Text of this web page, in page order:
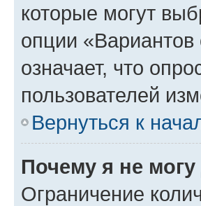
которые могут
опции «Вариантов
означает, что
пользователей
Вернуться к
Почему я не
Ограничение